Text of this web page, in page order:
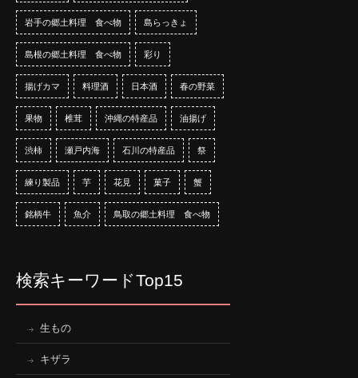
岩手の郷土料理 食べ物 島らっきょ
島根の郷土料理 食べ物 彩り
揚げカマ 料理酒 日本酒 春の野菜
果物 椎茸 沖縄の特産品 油揚げ
渋柿 瀬戸内海 石川の特産品 祭
練り製品 芋 花見 菓子 蟹
銘柄牛 魚介 鳥取の郷土料理 食べ物
検索キーワードTop15
生もの
キザラ